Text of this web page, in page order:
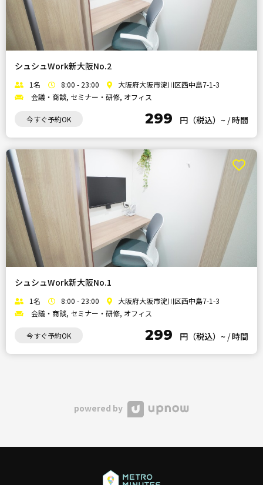
シュシュWork新大阪No.2
1名 8:00 - 23:00
大阪府大阪市淀川区西中島7-1-3
会議・商談, セミナー・研修, オフィス
今すぐ予約OK 299 円（税込）~ /時間
シュシュWork新大阪No.1
1名 8:00 - 23:00
大阪府大阪市淀川区西中島7-1-3
会議・商談, セミナー・研修, オフィス
今すぐ予約OK 299 円（税込）~ /時間
powered by